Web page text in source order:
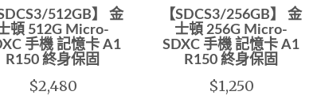
SDCS3/512GB】 金
頓 512G Micro-
手機 記憶卡 A1
R150 終身保固
$2,480
【SDCS3/256GB】 金
士頓 256G Micro-
SDXC 手機 記憶卡 A1
R150 終身保固
$1,250